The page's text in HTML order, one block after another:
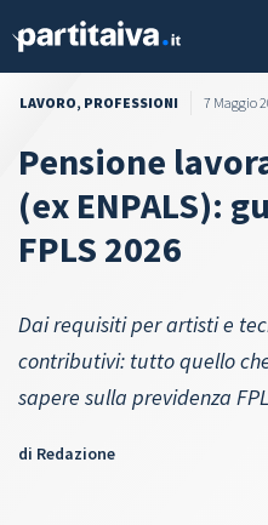
LAVORO, PROFESSIONI 7 Maggio
Pensione
(ex ENPALS):
FPLS 2026
Dai requisiti per artisti e
contributivi: tutto quello
sapere sulla previdenza
di Redazione